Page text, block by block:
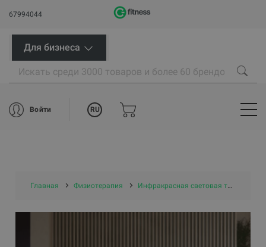
67994044
Для бизнеса
Войти RU
Главная Физиотерапия Инфракрасная световая терапия